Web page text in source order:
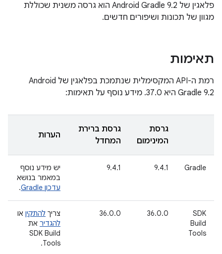
‫פלאגין של Android Gradle 9.2 הוא גרסה משנית שכוללת
מגוון של תכונות ושיפורים חדשים.
תאימות
רמת ה-API המקסימלית שנתמכת בפלאגין של Android
Gradle 9.2 היא 37.0. מידע נוסף על תאימות:
גרסת
המינימום
גרסת ברירת
המחדל
הערות
Gradle
9.4.1
9.4.1
יש מידע נוסף
במאמר בנושא
עדכון Gradle
.
SDK
Build
Tools
36.0.0
36.0.0 צריך להתקין או
להגדיר את
SDK Build
Tools.